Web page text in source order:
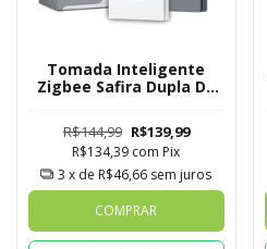
Tomada Inteligente
Zigbee Safira Dupla De
Tuya
R$144,99 R$139,99
R$134,39 com Pix
3 x de R$46,66 sem juros
COMPRAR